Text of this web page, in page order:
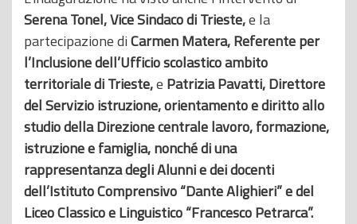
Serena Tonel, Vice Sindaco di Trieste,e la
partecipazione diCarmen Matera, Referente per
l’Inclusione dell’Ufficio scolastico ambito
territoriale di Trieste,e Patrizia Pavatti, Direttore
del Servizio istruzione, orientamento e diritto allo
studio della Direzione centrale lavoro, formazione,
istruzione e famiglia, nonché di una
rappresentanza degli Alunni e dei docenti
dell’Istituto Comprensivo “Dante Alighieri” e del
Liceo Classico e Linguistico “Francesco Petrarca”.